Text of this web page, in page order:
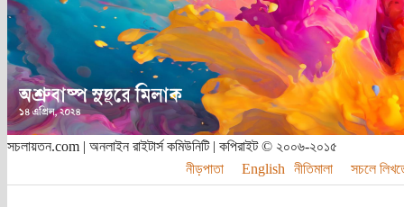
সচলায়তন.com | অনলাইন রাইটার্স কমিউনিটি | কপিরাইট © ২০০৬-২০১৫
নীড়পাতা
English নীতিমালা সচলে